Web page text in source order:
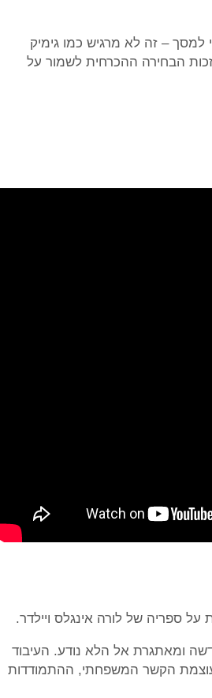
– זה לא מרגיש כמו גימיק
הבחירה ההכרחית לשמור על
ספריה של לורה אינגלס ויילדר.
ומאתגרת אל הלא נודע. העיבוד
הקשר המשפחתי, ההתמודדות